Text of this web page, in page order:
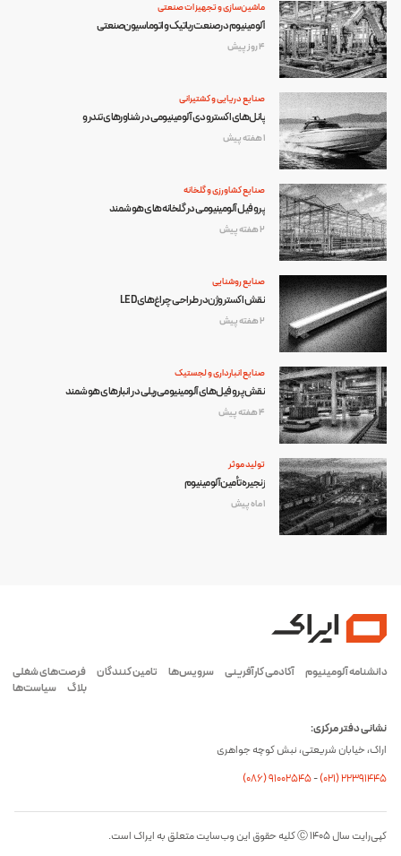
ماشین‌سازی و تجهیزات صنعتی
آلومینیوم در صنعت رباتیک و اتوماسیون صنعتی
4 روز پیش
صنایع دریایی و کشتیرانی
پانل‌های اکسترودی آلومینیومی در شناورهای تندرو
1 هفته پیش
صنایع کشاورزی و گلخانه
پروفیل آلومینیومی در گلخانه‌های هوشمند
2 هفته پیش
صنایع روشنایی
نقش اکستروژن در طراحی چراغ‌های LED
2 هفته پیش
صنایع انبارداری و لجستیک
نقش پروفیل‌های آلومینیومی ریلی در انبارهای هوشمند
4 هفته پیش
تولید موثر
زنجیره تأمین آلومینیوم
1 ماه پیش
دانشنامه آلومینیوم آکادمی کارآفرینی سرویس‌ها تامین کنندگان
فرصت‌های شغلی
بلاگ
سیاست‌ها
نشانی دفتر مرکزی:
اراک، خیابان شریعتی، نبش کوچه جواهری
(۰۸۶) ۹۱۰۰۲۵۴۵-(۰21) 22391445
کپی‌رایت سال ۱۴۰۵ Ⓒ کلیه حقوق این وب‌سایت متعلق به ایراک است.